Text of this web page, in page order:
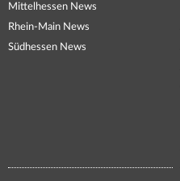
Mittelhessen News
Rhein-Main News
Südhessen News